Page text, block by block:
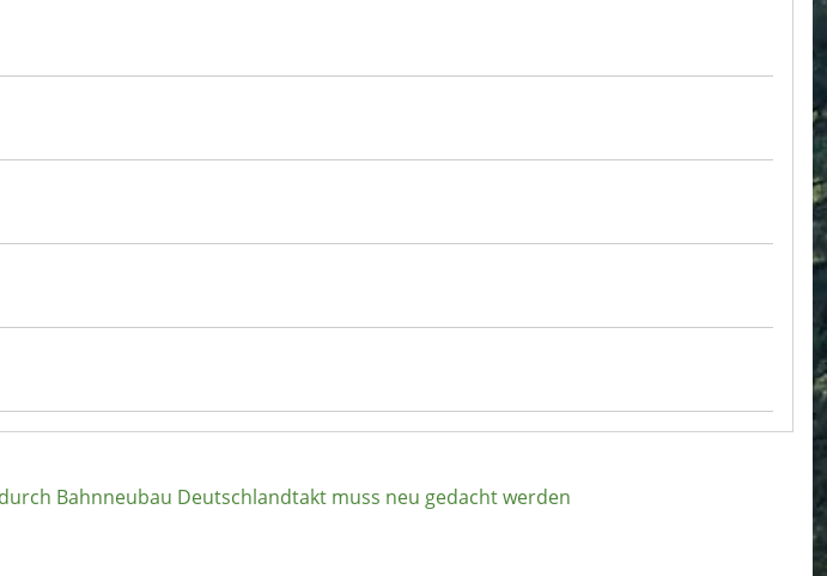
Bahnneubau Deutschlandtakt muss neu gedacht werden